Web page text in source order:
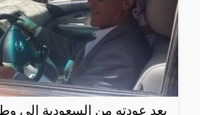
بعد عودته من السعودية الى